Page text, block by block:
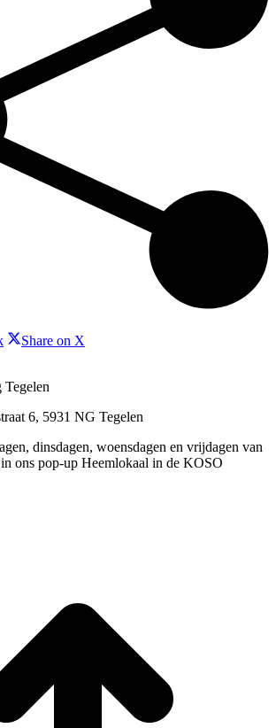
DeelShare on X
6, 5931 NG Tegelen
dinsdagen, woensdagen en vrijdagen van
ons pop-up Heemlokaal in de KOSO